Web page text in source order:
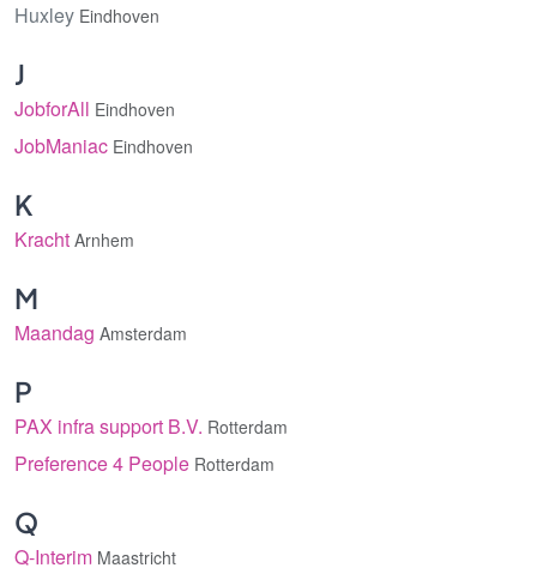
Huxley Eindhoven
J
JobforAll Eindhoven
JobManiac Eindhoven
K
Kracht Arnhem
M
Maandag Amsterdam
P
PAX infra support B.V. Rotterdam
Preference 4 People Rotterdam
Q
Q-Interim Maastricht